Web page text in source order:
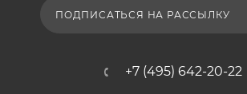
ПОДПИСАТЬСЯ НА РАССЫЛКУ
+7 (495) 642-20-22